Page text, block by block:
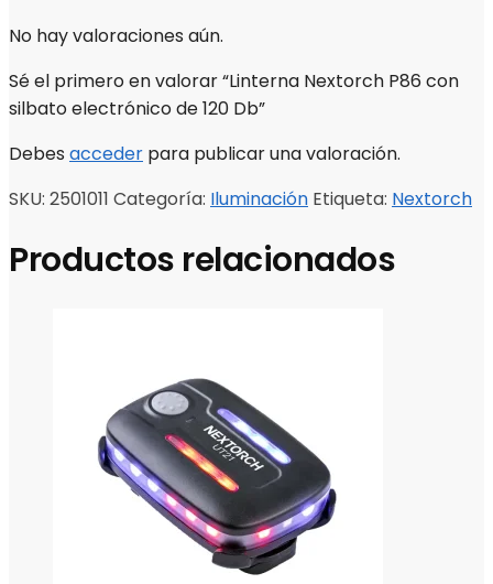
No hay valoraciones aún.
Sé el primero en valorar “Linterna Nextorch P86 con
silbato electrónico de 120 Db”
Debes acceder para publicar una valoración.
SKU: 2501011 Categoría: Iluminación Etiqueta: Nextorch
Productos relacionados